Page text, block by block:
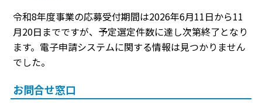
令和8年度事業の応募受付期間は2026年6月11日から11
月20日までですが、予定選定件数に達し次第終了となり
ます。電子申請システムに関する情報は見つかりません
でした。
お問合せ窓口